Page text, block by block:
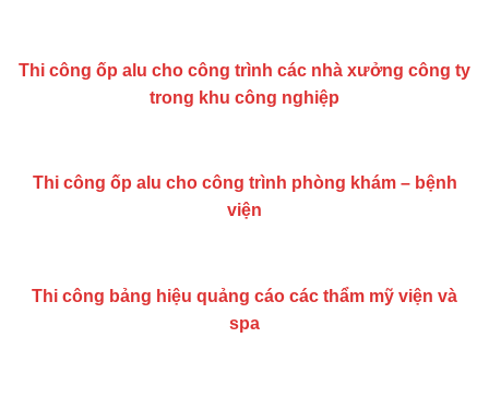
Thi công ốp alu cho công trình các nhà xưởng công ty
trong khu công nghiệp
Thi công ốp alu cho công trình phòng khám – bệnh
viện
Thi công bảng hiệu quảng cáo các thẩm mỹ viện và
spa